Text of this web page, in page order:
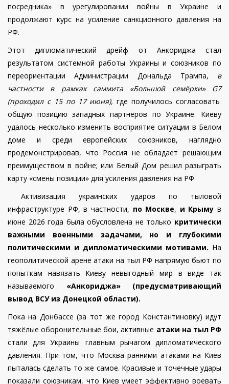
посредника» в урегулировании войны в Украине и
продолжают курс на усиление санкционного давления на
РФ.
Этот дипломатический дрейф от Анкориджа стал
результатом системной работы Украины и союзников по
переориентации Администрации Дональда Трампа, в
частности в рамках саммита «Большой семёрки» G7
(проходил с 15 по 17 июня),где получилось согласовать
общую позицию западных партнёров по Украине. Киеву
удалось несколько изменить восприятие ситуации в Белом
доме и среди европейских союзников, наглядно
продемонстрировав, что Россия не обладает решающим
преимуществом в войне; или Белый Дом решил разыграть
карту «смены позиции» для усиления давления на РФ
Активизация украинских ударов по тыловой
инфраструктуре РФ, в частности, по Москве, и Крыму в
июне 2026 года была обусловлена не только критически
важными военными задачами, но и глубокими
политическими и дипломатическими мотивами. На
геополитической арене атаки на тыл РФ напрямую бьют по
попыткам навязать Киеву невыгодный мир в виде так
называемого «Анкориджа» (предусматривающий
вывод ВСУ из Донецкой области).
Пока на Донбассе (за тот же город Константиновку) идут
тяжёлые оборонительные бои, активные атаки на тыл РФ
стали для Украины главным рычагом дипломатического
давления. При том, что Москва ранними атаками на Киев
пыталась сделать то же самое. Красивые и точечные удары
показали союзникам, что Киев умеет эффективно воевать